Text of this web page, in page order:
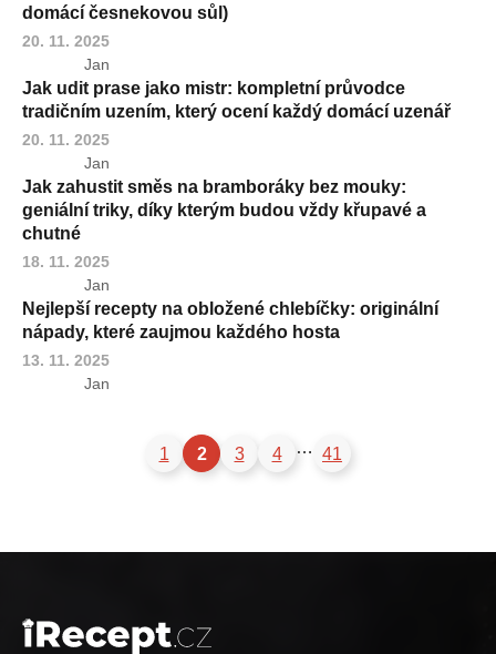
domácí česnekovou sůl)
20. 11. 2025
Jan
Jak udit prase jako mistr: kompletní průvodce
tradičním uzením, který ocení každý domácí uzenář
20. 11. 2025
Jan
Jak zahustit směs na bramboráky bez mouky:
geniální triky, díky kterým budou vždy křupavé a
chutné
18. 11. 2025
Jan
Nejlepší recepty na obložené chlebíčky: originální
nápady, které zaujmou každého hosta
13. 11. 2025
Jan
1 2 3 4 … 41